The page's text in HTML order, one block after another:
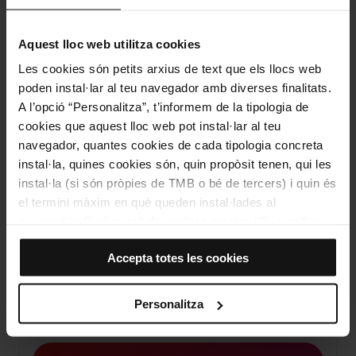
Aquest lloc web utilitza cookies
Les cookies són petits arxius de text que els llocs web
poden instal·lar al teu navegador amb diverses finalitats.
A l’opció “Personalitza”, t’informem de la tipologia de
cookies que aquest lloc web pot instal·lar al teu
navegador, quantes cookies de cada tipologia concreta
instal·la, quines cookies són, quin propòsit tenen, qui les
instal·la (si són pròpies de TMB o bé de tercers) i quin és
el termini màxim en què queden instal·lades al
que no instal·la cap cookie d’aquesta tipologia.
Si tries l’opció “Accepta totes les cookies”, permets que
totes aquestes cookies s’instal·lin al teu navegador.
El selector que es troba a la dreta de cada tipologia de
cookies d’aquella classe.
Accepta totes les cookies
Personalitza
Com arribar a: Casa Fajol - Casa de la Papallona
Adreça
Veure el mapa